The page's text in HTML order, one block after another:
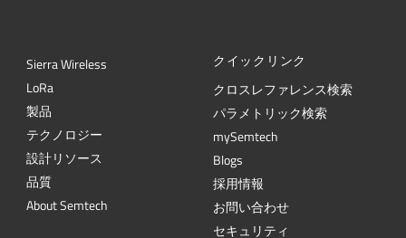
Sierra Wireless
LoRa
製品
テクノロジー
設計リソース
品質
About Semtech
クイックリンク
クロスレファレンス検索
パラメトリック検索
mySemtech
Blogs
採用情報
お問い合わせ
セキュリティ